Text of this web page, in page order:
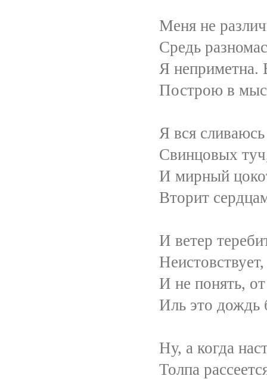
Меня не различишь в
Средь разномастных
Я неприметна. В
Построю в мыслях
Я вся сливаюсь с
Свинцовых туч,
И мирный цокот
Вторит сердцам
И ветер теребит
Неистовствует, зло
И не понять, от слёз
Иль это дождь бросает
Ну, а когда
Толпа рассеется, и